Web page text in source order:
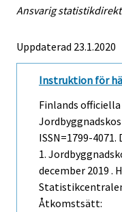
Ansvarig
Uppdaterad 23.1.2020
Instruktion för
Finlands
ISSN=1799-4071.
1.
december 2019 .
Åtkomstsätt: